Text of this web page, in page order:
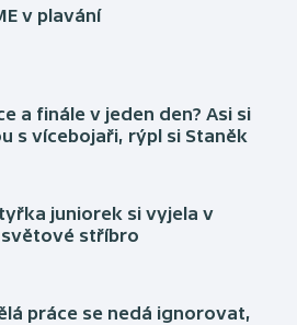
v plavání
a finále v jeden den? Asi si
s vícebojaři, rýpl si Staněk
juniorek si vyjela v
stříbro
práce se nedá ignorovat,